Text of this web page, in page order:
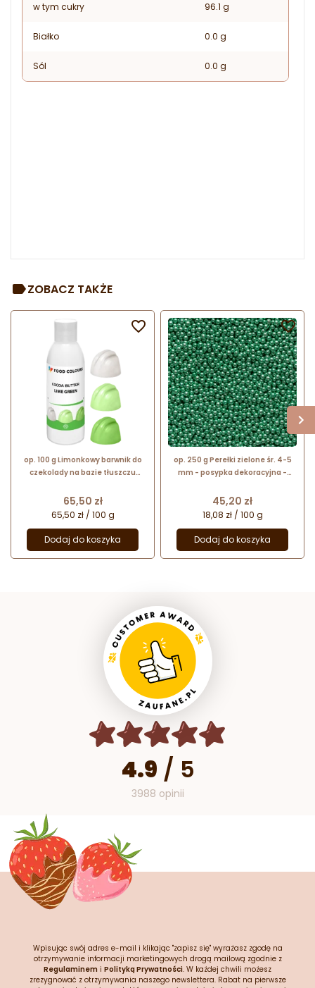
w tym cukry 96.1 g
Białko 0.0 g
Sól 0.0 g
ZOBACZ TAKŻE
op. 100 g Limonkowy barwnik do
czekolady na bazie tłuszczu
Colours
Cena
65,50 zł
65,50 zł / 100 g
Dodaj do koszyka

op. 250 g Perełki zielone śr. 4-5
mm - posypka dekoracyjna -
połyskiem
Cena
45,20 zł
18,08 zł / 100 g
Dodaj do koszyka

4.9 / 5
3988 opinii
Wpisując swój adres e-mail i klikając "zapisz się" wyrażasz zgodę na
otrzymywanie informacji marketingowych drogą mailową zgodnie z
Regulaminem i Polityką Prywatności. W każdej chwili możesz
zrezygnować z otrzymywania naszego newslettera. Rabat na pierwsze